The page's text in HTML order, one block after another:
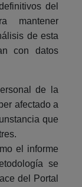
del
mantener
de esta
con datos
de la
afectado a
que
el informe
se
del Portal